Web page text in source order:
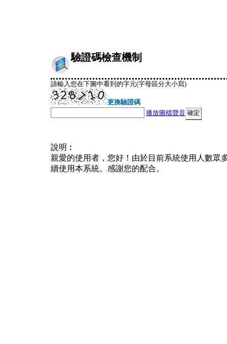
驗證碼檢查機制
請輸入您在下圖中看到的字元(字母區分大小寫)
更換驗證碼
播放圖檔聲音
說明︰
親愛的使用者，您好！由於目前系統使用人數眾
續使用本系統。感謝您的配合。